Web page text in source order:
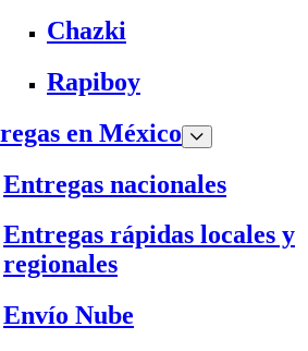
Chazki
Rapiboy
en México
Entregas nacionales
Entregas rápidas locales y
regionales
Envío Nube